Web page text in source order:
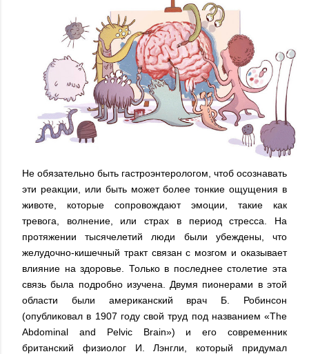
Не обязательно быть гастроэнтерологом, чтоб осознавать
эти реакции, или быть может более тонкие ощущения в
животе, которые сопровождают эмоции, такие как
тревога, волнение, или страх в период стресса. На
протяжении тысячелетий люди были убеждены, что
желудочно-кишечный тракт связан с мозгом и оказывает
влияние на здоровье. Только в последнее столетие эта
связь была подробно изучена. Двумя пионерами в этой
области были американский врач Б. Робинсон
(опубликовал в 1907 году свой труд под названием «The
Abdominal and Pelvic Brain») и его современник
британский физиолог И. Лэнгли, который придумал